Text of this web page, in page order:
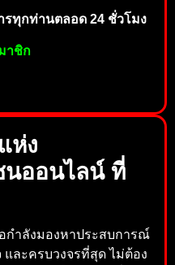
รทุกท่านตลอด 24 ชั่วโมง
าชิก
ห่ง
ออนไลน์ ที่
ำลังมองหาประสบการณ์
และครบวงจรที่สุด ไม่ต้อง